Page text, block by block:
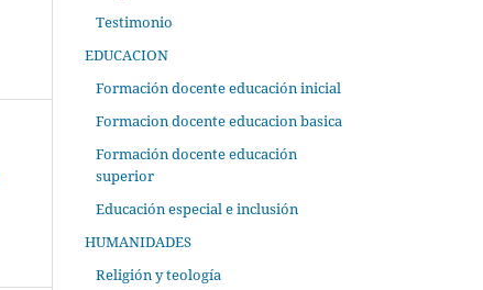
Testimonio
EDUCACION
Formación docente educación inicial
Formacion docente educacion basica
Formación docente educación
superior
Educación especial e inclusión
HUMANIDADES
Religión y teología